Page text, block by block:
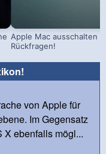
Apple Mac ausschalten
Rückfragen!
von Apple für
Im Gegensatz
X ebenfalls mögl...